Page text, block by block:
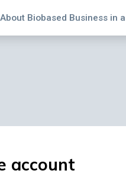
About Biobased Business in
account